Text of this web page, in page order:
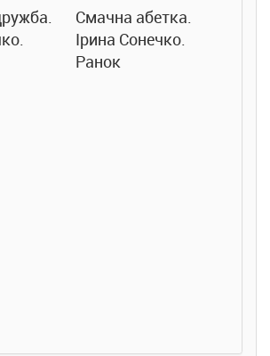
Смачна абетка.
Ірина Сонечко.
Ранок